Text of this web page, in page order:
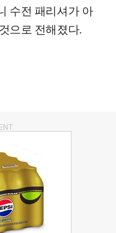
수전 패리셔가 아
으로 전해졌다.